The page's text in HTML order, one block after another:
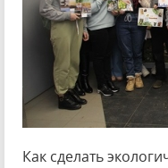
Как сделать